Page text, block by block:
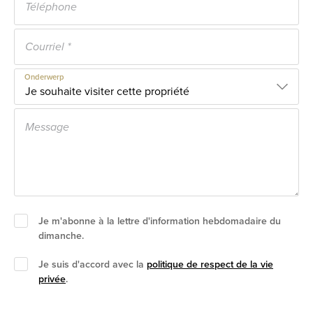
Onderwerp
Je m'abonne à la lettre d'information hebdomadaire du
dimanche.
Je suis d'accord avec la politique de respect de la vie
privée.